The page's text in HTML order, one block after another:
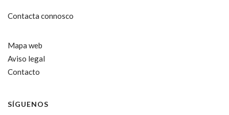
Contacta connosco
Mapa web
Aviso legal
Contacto
SÍGUENOS